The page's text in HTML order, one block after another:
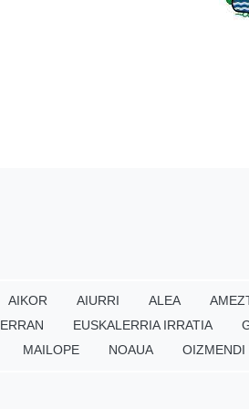
AIKOR AIURRI ALEA
ERRAN EUSKALERRIA IRRATIA
MAILOPE NOAUA OIZMENDI